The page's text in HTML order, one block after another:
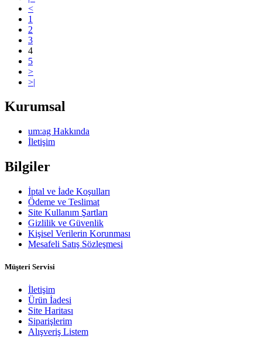
<
1
2
3
4
5
>
>|
Kurumsal
um:ag Hakkında
İletişim
Bilgiler
İptal ve İade Koşulları
Ödeme ve Teslimat
Site Kullanım Şartları
Gizlilik ve Güvenlik
Kişisel Verilerin Korunması
Mesafeli Satış Sözleşmesi
Müşteri Servisi
İletişim
Ürün İadesi
Site Haritası
Siparişlerim
Alışveriş Listem